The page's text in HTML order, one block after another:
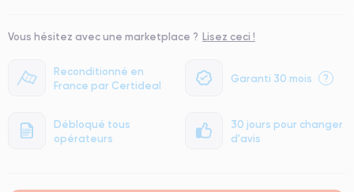
Reconditionné en
France par Certideal
Garanti 30 mois ?
Débloqué tous
opérateurs
30 jours pour changer
d'avis
Vous hésitez avec une marketplace ? Lisez ceci !